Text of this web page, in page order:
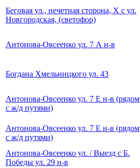
Беговая ул., нечетная сторона, Х с ул.
Новгородская, (светофор)
Антонова-Овсеенко ул. 7 А н-в
Богдана Хмельницкого ул. 43
Антонова-Овсеенко ул. 7 Е н-в (рядом
с ж/д путями)
Антонова-Овсеенко ул. 7 Е н-в (рядом
с ж/д путями)
Антонова-Овсеенко ул. / Выезд с Б.
Победы ул. 29 н-в